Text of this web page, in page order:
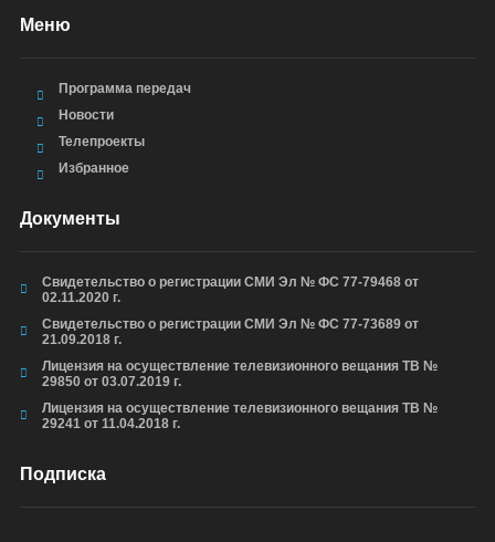
Меню
Программа передач
Новости
Телепроекты
Избранное
Документы
Свидетельство о регистрации СМИ Эл № ФС 77-79468 от
02.11.2020 г.
Свидетельство о регистрации СМИ Эл № ФС 77-73689 от
21.09.2018 г.
Лицензия на осуществление телевизионного вещания ТВ №
29850 от 03.07.2019 г.
Лицензия на осуществление телевизионного вещания ТВ №
29241 от 11.04.2018 г.
Подписка